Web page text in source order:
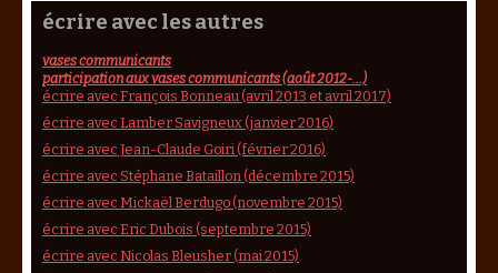
écrire avec les autres
vases communicants
participation aux vases communicants (août 2012-...)
écrire avec François Bonneau (avril 2013 et avril 2017)
écrire avec Lamber Savigneux (janvier 2016)
écrire avec Jean-Claude Goiri (février 2016)
écrire avec Stéphane Bataillon (décembre 2015)
écrire avec Mickaël Berdugo (novembre 2015)
écrire avec Eric Dubois (septembre 2015)
écrire avec Nicolas Bleusher (mai 2015)